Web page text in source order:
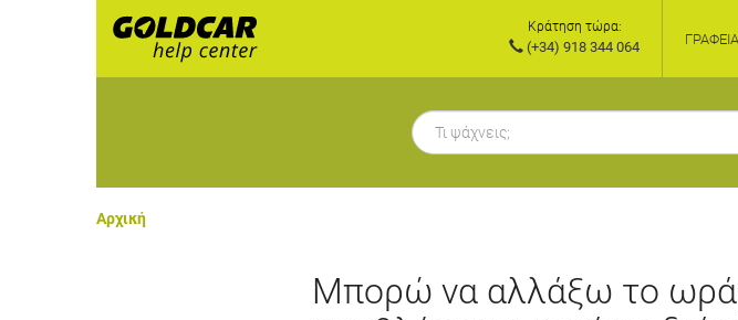
Κράτηση τώρα:
(+34) 918 344 064 ΓΡΑΦΕΊΑ
Αρχική
Μπορώ να αλλάξω το